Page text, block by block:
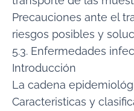
Precauciones ante el
riesgos posibles y
5.3. Enfermedades
Introducción
La cadena
Caracteristicas y